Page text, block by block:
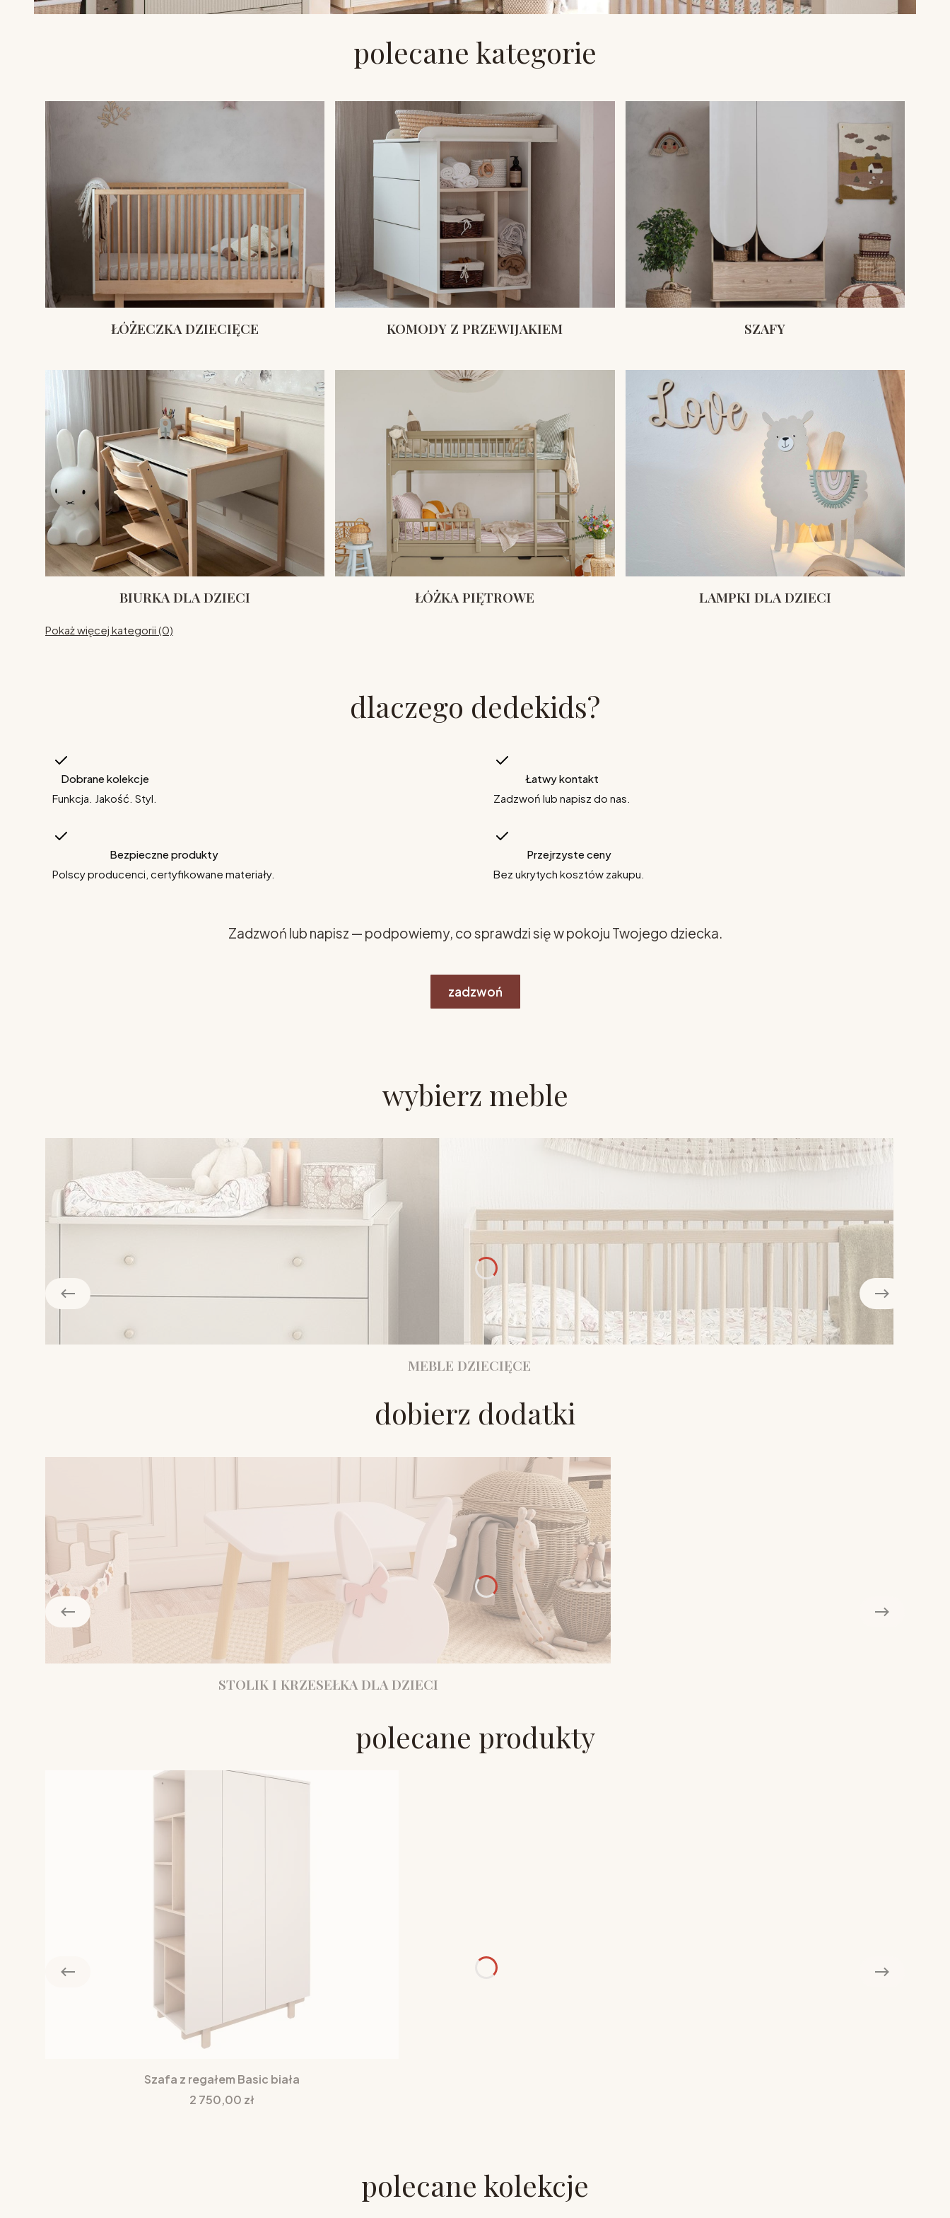
polecane kategorie
ŁÓŻECZKA DZIECIĘCE KOMODY Z PRZEWIJAKIEM SZAFY
BIURKA DLA DZIECI ŁÓŻKA PIĘTROWE LAMPKI DLA DZIECI
Pokaż więcej kategorii (0)
dlaczego dedekids?
Dobrane kolekcje
Funkcja. Jakość. Styl.
Łatwy kontakt
Zadzwoń lub napisz do nas.
Bezpieczne produkty
Polscy producenci, certyfikowane materiały.
Przejrzyste ceny
Bez ukrytych kosztów zakupu.
Zadzwoń lub napisz — podpowiemy, co sprawdzi się w pokoju Twojego dziecka.
zadzwoń
wybierz meble
MEBLE DZIECIĘCE
dobierz dodatki
STOLIK I KRZESEŁKA DLA DZIECI
polecane produkty
Szafa z regałem Basic biała
Cena
2 750,00 zł
polecane kolekcje